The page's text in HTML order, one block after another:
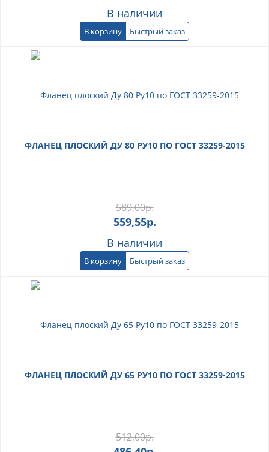
В наличии
В корзину Быстрый заказ
ФЛАНЕЦ ПЛОСКИЙ ДУ 80 РУ10 ПО ГОСТ 33259-2015
589,00р.
559,55р.
В наличии
В корзину Быстрый заказ
ФЛАНЕЦ ПЛОСКИЙ ДУ 65 РУ10 ПО ГОСТ 33259-2015
512,00р.